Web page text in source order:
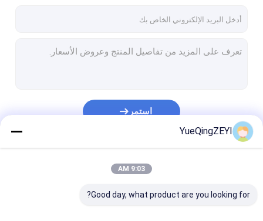
استمر
YueQingZEYI
9:03 AM
Good day, what product are you looking for?